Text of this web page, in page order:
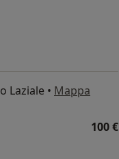
Laziale • Mappa
100 €